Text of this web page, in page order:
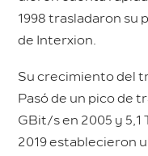
1998 trasladaron su
de Interxion.
Su crecimiento del
Pasó de un pico de
GBit/s en 2005 y 5,1
2019 establecieron